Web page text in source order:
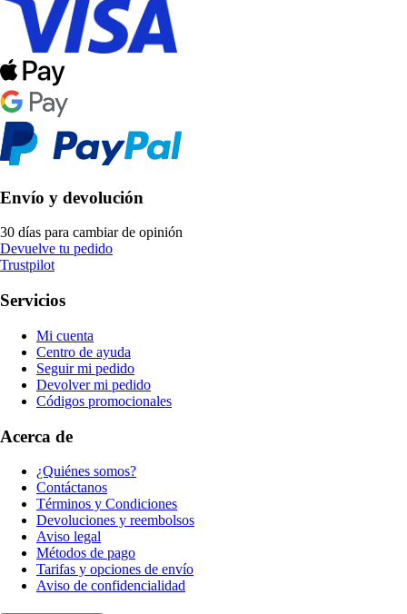
Envío y devolución
30 días para cambiar de opinión
Devuelve tu pedido
Trustpilot
Servicios
Mi cuenta
Centro de ayuda
Seguir mi pedido
Devolver mi pedido
Códigos promocionales
Acerca de
¿Quiénes somos?
Contáctanos
Términos y Condiciones
Devoluciones y reembolsos
Aviso legal
Métodos de pago
Tarifas y opciones de envío
Aviso de confidencialidad